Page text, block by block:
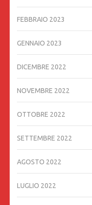
FEBBRAIO 2023
GENNAIO 2023
DICEMBRE 2022
NOVEMBRE 2022
OTTOBRE 2022
SETTEMBRE 2022
AGOSTO 2022
LUGLIO 2022